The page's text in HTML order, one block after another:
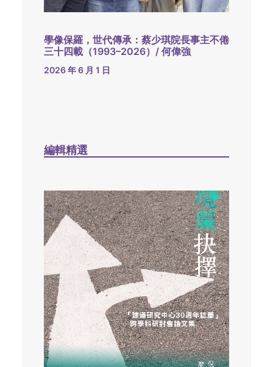
學像保羅，世代傳承：蔡少琪院長事主不倦
三十四載（1993–2026）/ 何偉強
2026 年 6 月 1 日
編輯精選